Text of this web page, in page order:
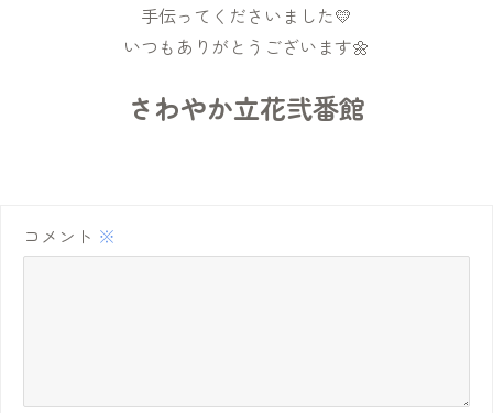
手伝ってくださいました💛
いつもありがとうございます🌼
さわやか立花弐番館
コメント ※